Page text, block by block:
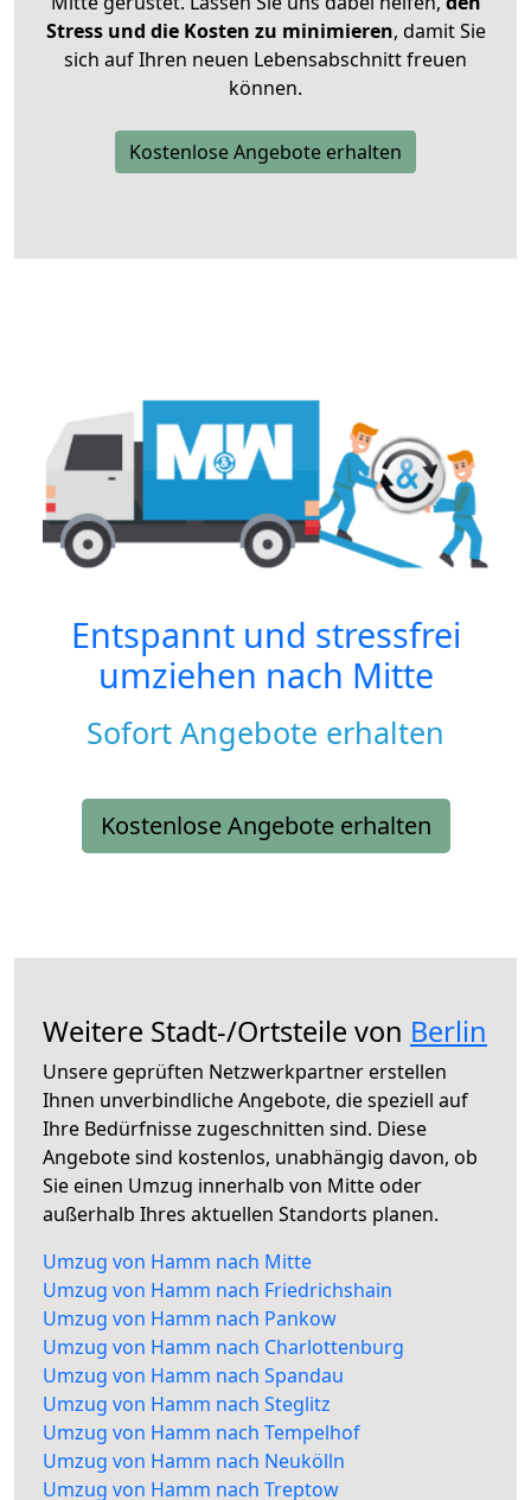
Stress und die Kosten zu minimieren, damit Sie
sich auf Ihren neuen Lebensabschnitt freuen
können.
Kostenlose Angebote erhalten
Entspannt und stressfrei
umziehen nach Mitte
Sofort Angebote erhalten
Kostenlose Angebote erhalten
Weitere Stadt-/Ortsteile von Berlin
Unsere geprüften Netzwerkpartner erstellen
Ihnen unverbindliche Angebote, die speziell auf
Ihre Bedürfnisse zugeschnitten sind. Diese
Angebote sind kostenlos, unabhängig davon, ob
Sie einen Umzug innerhalb von Mitte oder
außerhalb Ihres aktuellen Standorts planen.
Umzug von Hamm nach Mitte
Umzug von Hamm nach Friedrichshain
Umzug von Hamm nach Pankow
Umzug von Hamm nach Charlottenburg
Umzug von Hamm nach Spandau
Umzug von Hamm nach Steglitz
Umzug von Hamm nach Tempelhof
Umzug von Hamm nach Neukölln
Umzug von Hamm nach Treptow